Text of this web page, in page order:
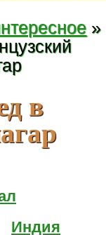
»
в
Индия